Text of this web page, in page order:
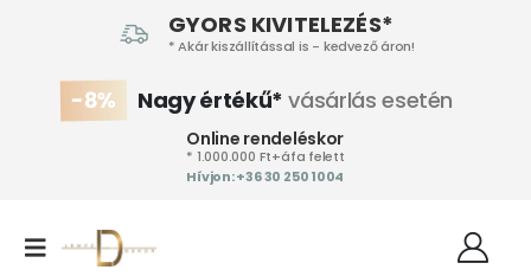
GYORS KIVITELEZÉS*
* Akár kiszállítással is - kedvező áron!
-8% Nagy értékű* vásárlás esetén
Online rendeléskor
* 1.000.000 Ft+áfa felett
Hívjon: +36 30 250 1004‬